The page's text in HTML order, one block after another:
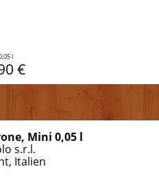
l
€
Mini 0,05 l
s.r.l.
Italien